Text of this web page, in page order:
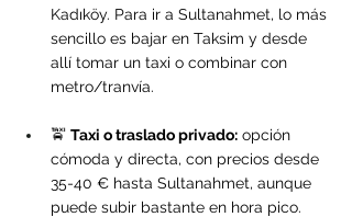
Kadıköy. Para ir a Sultanahmet, lo más
sencillo es bajar en Taksim y desde
allí tomar un taxi o combinar con
metro/tranvía.
🚖 Taxi o traslado privado: opción
cómoda y directa, con precios desde
35-40 € hasta Sultanahmet, aunque
puede subir bastante en hora pico.